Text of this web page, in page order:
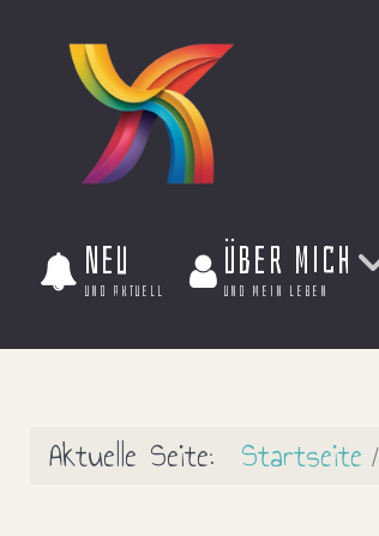
Neu
und aktuell
Über mich
und mein leben
Aktuelle Seite: Startseite